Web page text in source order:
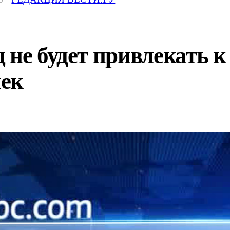
будет привлекать